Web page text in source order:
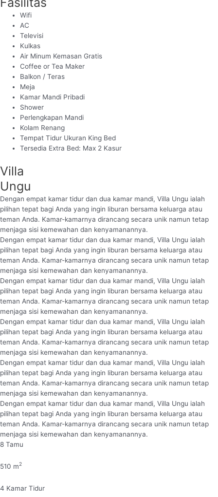
Wifi
AC
Televisi
Kulkas
Air Minum Kemasan Gratis
Coffee or Tea Maker
Balkon / Teras
Meja
Kamar Mandi Pribadi
Shower
Perlengkapan Mandi
Kolam Renang
Tempat Tidur Ukuran King Bed
Tersedia Extra Bed: Max 2 Kasur
Villa
Ungu
Dengan empat kamar tidur dan dua kamar mandi, Villa Ungu ialah
pilihan tepat bagi Anda yang ingin liburan bersama keluarga atau
teman Anda. Kamar-kamarnya dirancang secara unik namun tetap
menjaga sisi kemewahan dan kenyamanannya.
Dengan empat kamar tidur dan dua kamar mandi, Villa Ungu ialah
pilihan tepat bagi Anda yang ingin liburan bersama keluarga atau
teman Anda. Kamar-kamarnya dirancang secara unik namun tetap
menjaga sisi kemewahan dan kenyamanannya.
Dengan empat kamar tidur dan dua kamar mandi, Villa Ungu ialah
pilihan tepat bagi Anda yang ingin liburan bersama keluarga atau
teman Anda. Kamar-kamarnya dirancang secara unik namun tetap
menjaga sisi kemewahan dan kenyamanannya.
Dengan empat kamar tidur dan dua kamar mandi, Villa Ungu ialah
pilihan tepat bagi Anda yang ingin liburan bersama keluarga atau
teman Anda. Kamar-kamarnya dirancang secara unik namun tetap
menjaga sisi kemewahan dan kenyamanannya.
Dengan empat kamar tidur dan dua kamar mandi, Villa Ungu ialah
pilihan tepat bagi Anda yang ingin liburan bersama keluarga atau
teman Anda. Kamar-kamarnya dirancang secara unik namun tetap
menjaga sisi kemewahan dan kenyamanannya.
Dengan empat kamar tidur dan dua kamar mandi, Villa Ungu ialah
pilihan tepat bagi Anda yang ingin liburan bersama keluarga atau
teman Anda. Kamar-kamarnya dirancang secara unik namun tetap
menjaga sisi kemewahan dan kenyamanannya.
8 Tamu
510 m2
4 Kamar Tidur